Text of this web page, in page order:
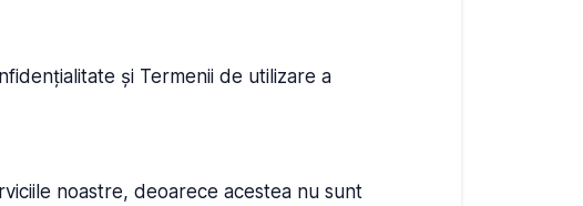
și Termenii de utilizare a
noastre, deoarece acestea nu sunt